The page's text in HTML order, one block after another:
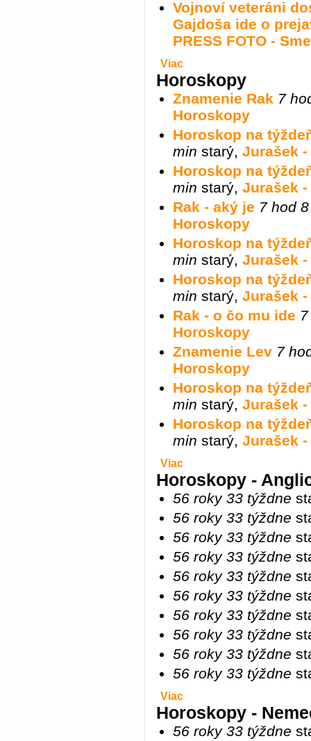
Vojnoví veteráni
Gajdoša ide o
PRESS FOTO - Sme
Viac
Horoskopy
Znamenie Rak 7
Horoskopy
Horoskop na
min starý, Jurašek
Horoskop na
min starý, Jurašek
Rak - aký je 7 hod
Horoskopy
Horoskop na
min starý, Jurašek
Horoskop na
min starý, Jurašek
Rak - o čo mu ide
Horoskopy
Znamenie Lev 7
Horoskopy
Horoskop na
min starý, Jurašek
Horoskop na
min starý, Jurašek
Viac
Horoskopy -
56 roky 33 týždne
56 roky 33 týždne
56 roky 33 týždne
56 roky 33 týždne
56 roky 33 týždne
56 roky 33 týždne
56 roky 33 týždne
56 roky 33 týždne
56 roky 33 týždne
56 roky 33 týždne
Viac
Horoskopy -
56 roky 33 týždne